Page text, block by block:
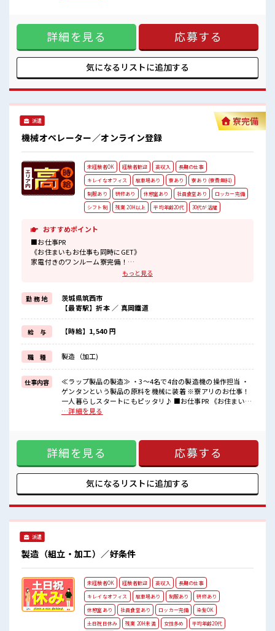
休憩室完備！
ロッカー完備！
食堂完備(1食約350円ほど)！
いたるところに自販機あり！
キレイに整備された働きやすい職場です！
つけ！ 寮費は「無料」です！ 現地までの赴任交通費規定支
給！ 寮には駐車場があるのでマイカーの持ち込みOK！ 《住
宅パーツの組立・部品付け・梱包のオシゴト》 あなたのライ
フスタイルに合わせて勤務時間が選べます♪ 明るすぎたり奇
抜すぎはNGですが基本的に髪型自由でOK(詳しくは担当へ)☆
制服アリなのでナニ着ていこうか朝の悩みが解消♪ 制服通勤
テップUPしていきましょう♪ 一息つける休憩スペースもあり
ます！ ■職場の雰囲気 《男女スタッフさん活躍中》フォロー
体制ばっちり！ 無料駐車場完備！ 休憩室完備！ ロッカー完
備！ 食堂完備(1食約350円ほど)！ いたるところに自販機あ
り！ キレイに整備された働きやすい職場です！ #ryo
詳細を見る 応募する
気になるリストに追加する
派遣
機械オペレーター／オンライン登録
寮完備
未経験者OK 経験者歓迎 高収入
長期の仕事
キレイなオフィス
駐車場あり 寮あり
寮あり (寮費無料)
制服あり
研修あり 休憩室あり 社員食堂あり
ロッカー完備
シフト制
残業 20H以上 平均年齢20代 30代が活躍
おすすめポイント
■お仕事PR
《お住まいもお仕事も同時にGET》
家電付きのワンルーム寮完備！
出勤日は寮住まい休日は自宅でゆっくりなんて働き方もできます！
《稼ぎたい人必見》
高時給×残業20時間以上！
頑張った分しっかり返ってくるのでヤリガイ抜群★
《未経験の方も大カンゲイ》
経験がなくて不安な方もご安心ください◎
担当者がしっかりサポートします！
2週間～最大1か月間の研修もあります！
■職場の雰囲気
しっかり休める休憩室あり！
オンオフの切替もできちゃう！
職場にはロッカー完備！
マイカーでらくらく通勤できます♪
もっと見る
勤 務 地
茨城県筑西市
【最寄駅】折本 ／ 真岡鐵道
給 与 【時給】1,540 円
職 種 製造（加工)
仕事内容
≪ラップ製品の製造≫ ・3～4名で4台の製造機の操作担当 ・
ゲンタンという製品の原料を機械に装着 ※寮アリのお仕事！
一人暮らしスタートにもピッタリ♪ ■お仕事PR 《お住まいも
お仕事も同時にGET》 家電付きのワンルーム寮完備！ さらに
っくりなんて働き方もできます！ 《稼ぎたい人必見》 高時給
×残業20時間以上！ 頑張った分しっかり返ってくるのでヤリ
ガイ抜群★ 《未経験の方も大カンゲイ》 経験がなくて不安な
方もご安心ください◎ 担当者がしっかりサポートします！ 2
週間～最大1か月間の研修もあります！ ■職場の雰囲気 しっ
かり休める休憩室あり！ オンオフの切替もできちゃう！ 職場
敷地内に無料駐車場あり！ マイカーでらくらく通勤できます
♪ #ryo
…詳細を見る
詳細を見る 応募する
気になるリストに追加する
派遣
製造（組立・加工）／好条件
未経験者OK 経験者歓迎 高収入
長期の仕事
キレイなオフィス
駐車場あり 制服あり
研修あり
休憩室あり
社員食堂あり ロッカー完備
染髪OK
土日祝日休み
残業 20H未満 女性多め
平均年齢20代